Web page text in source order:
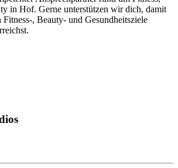
in Hof. Gerne unterstützen wir dich, damit
, Beauty- und Gesundheitsziele